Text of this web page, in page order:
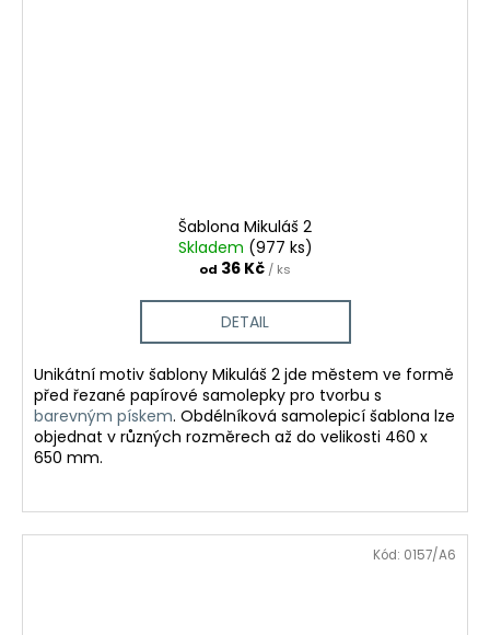
Šablona Mikuláš 2
Skladem (977 ks)
od 36 Kč / ks
DETAIL
Unikátní motiv šablony Mikuláš 2 jde městem ve formě
před řezané papírové samolepky pro tvorbu s
barevným pískem. Obdélníková samolepicí šablona lze
objednat v různých rozměrech až do velikosti 460 x
650 mm.
Kód: 0157/A6